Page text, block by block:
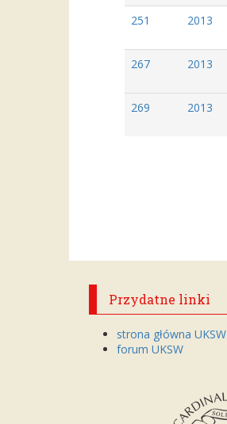
251 2013
267 2013
269 2013
Przydatne linki
strona główna UKSW
forum UKSW